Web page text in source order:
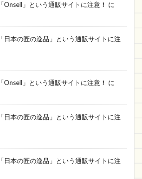
SUTOA Onsale
Ranmstein
パンダモバイル
top box
Onsell」という通販サイトに注意！ に
日本の匠の逸品」という通販サイトに注
Onsell」という通販サイトに注意！ に
日本の匠の逸品」という通販サイトに注
日本の匠の逸品」という通販サイトに注